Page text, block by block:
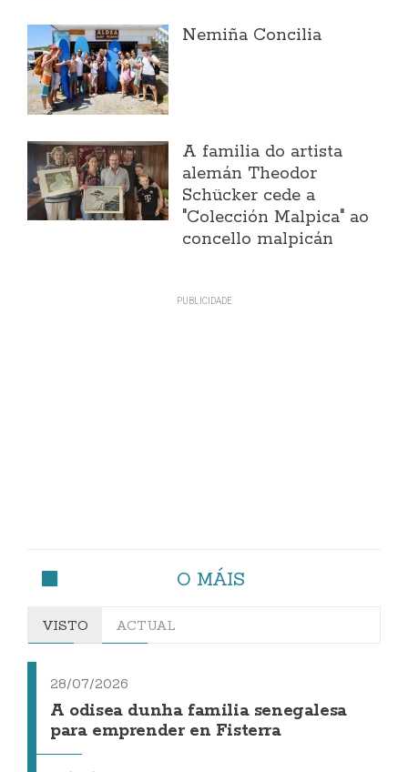
Nemiña Concilia
A familia do artista
alemán Theodor
Schücker cede a
"Colección Malpica" ao
concello malpicán
O MÁIS
VISTO ACTUAL
28/07/2026
A odisea dunha familia senegalesa
para emprender en Fisterra